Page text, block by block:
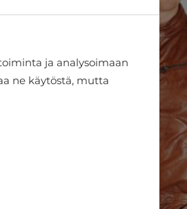
ja analysoimaan
ne käytöstä, mutta